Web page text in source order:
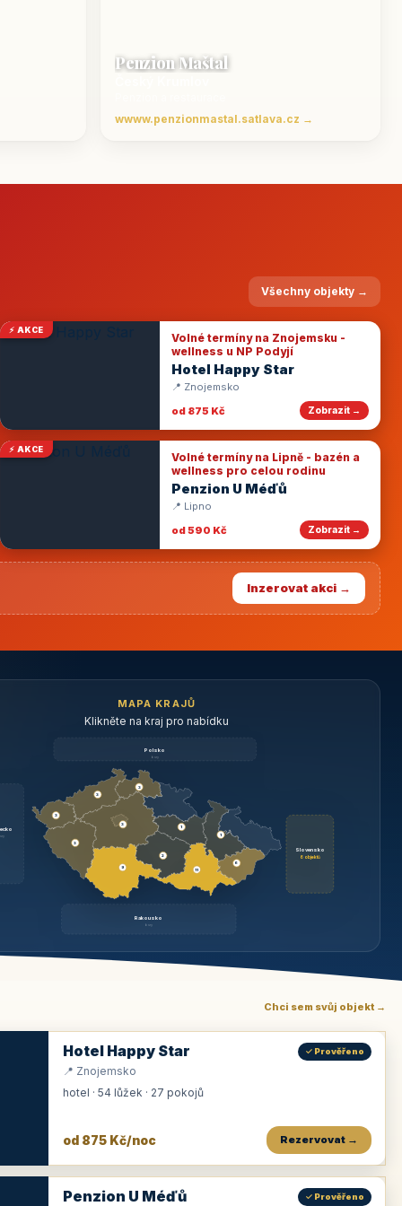
Penzion Maštal
wwww.penzionmastal.satlava.cz →
Všechny objekty →
⚡ AKCE
Volné termíny na Znojemsku -
wellness u NP Podyjí
Hotel Happy Star
📍 Znojemsko
od 875 Kč
Zobrazit →
⚡ AKCE
Volné termíny na Lipně - bazén a
wellness pro celou rodinu
Penzion U Méďů
📍 Lipno
od 590 Kč
Zobrazit →
Inzerovat akci →
MAPA KRAJŮ
Klikněte na kraj pro nabídku
Polsko
brzy
Slovensko
6 objektů
Rakousko
brzy
3
9
3
3
3
3
1
2
11
1
6
Chci sem svůj objekt →
Hotel Happy Star ✓ Prověřeno
📍 Znojemsko
hotel · 54 lůžek · 27 pokojů
od 875 Kč/noc Rezervovat →
Penzion U Méďů ✓ Prověřeno